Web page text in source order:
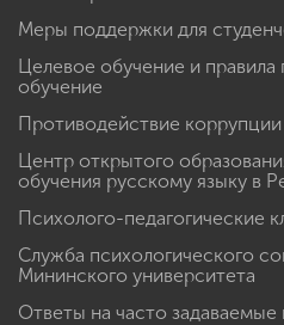
Меры поддержки для
Целевое обучение и
обучение
Противодействие коррупции
Центр открытого
обучения русскому языку в
Психолого-педагогические
Служба психологического
Мининского университета
Ответы на часто